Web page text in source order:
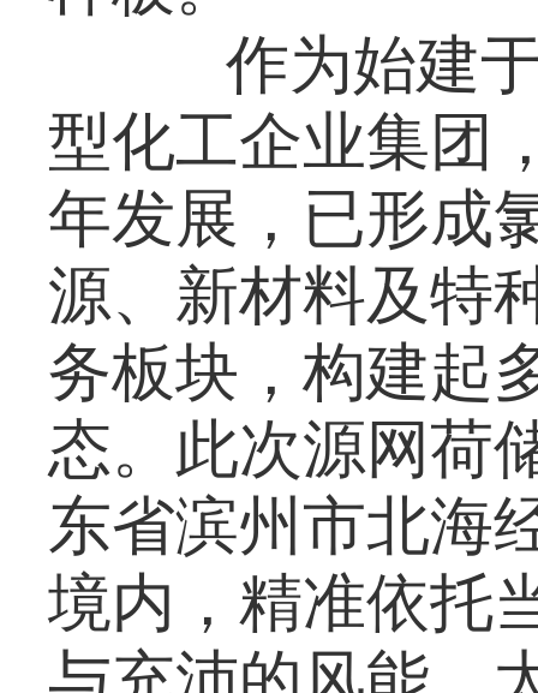
作为始建
型化工企业集团
年发展，已形成
源、新材料及特
务板块，构建起
态。此次源网荷
东省滨州市北海
境内，精准依托
与充沛的风能、